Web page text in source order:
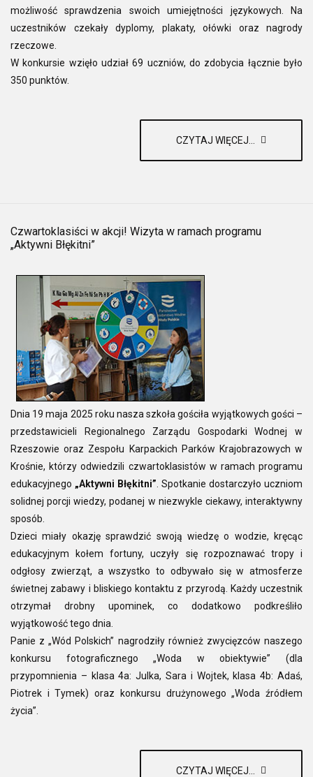
możliwość sprawdzenia swoich umiejętności językowych. Na
uczestników czekały dyplomy, plakaty, ołówki oraz nagrody
rzeczowe.
W konkursie wzięło udział 69 uczniów, do zdobycia łącznie było
350 punktów.
CZYTAJ WIĘCEJ...
Czwartoklasiści w akcji! Wizyta w ramach programu
„Aktywni Błękitni”
Dnia 19 maja 2025 roku nasza szkoła gościła wyjątkowych gości –
przedstawicieli Regionalnego Zarządu Gospodarki Wodnej w
Rzeszowie oraz Zespołu Karpackich Parków Krajobrazowych w
Krośnie, którzy odwiedzili czwartoklasistów w ramach programu
edukacyjnego „Aktywni Błękitni” . Spotkanie dostarczyło uczniom
solidnej porcji wiedzy, podanej w niezwykle ciekawy, interaktywny
sposób.
Dzieci miały okazję sprawdzić swoją wiedzę o wodzie, kręcąc
edukacyjnym kołem fortuny, uczyły się rozpoznawać tropy i
odgłosy zwierząt, a wszystko to odbywało się w atmosferze
świetnej zabawy i bliskiego kontaktu z przyrodą. Każdy uczestnik
otrzymał drobny upominek, co dodatkowo podkreśliło
wyjątkowość tego dnia.
Panie z „Wód Polskich” nagrodziły również zwycięzców naszego
konkursu fotograficznego „Woda w obiektywie” (dla
przypomnienia – klasa 4a: Julka, Sara i Wojtek, klasa 4b: Adaś,
Piotrek i Tymek) oraz konkursu drużynowego „Woda źródłem
życia”.
CZYTAJ WIĘCEJ...